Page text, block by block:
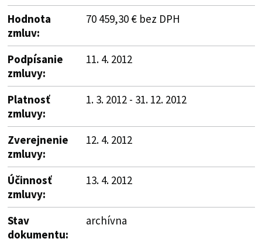
Hodnota
zmluv:
70 459,30 € bez DPH
Podpísanie
zmluvy:
11. 4. 2012
Platnosť
zmluvy:
1. 3. 2012 - 31. 12. 2012
Zverejnenie
zmluvy:
12. 4. 2012
Účinnosť
zmluvy:
13. 4. 2012
Stav
dokumentu:
archívna